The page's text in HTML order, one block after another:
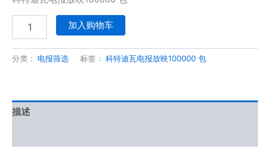
数
量
加入购物车
分类： 电报筛选 标签： 科特迪瓦电报放映100000 包
描述